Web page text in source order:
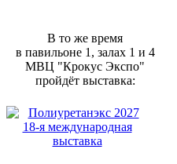
В то же время
в павильоне 1, залах 1 и 4
МВЦ "Крокус Экспо"
пройдёт выставка: